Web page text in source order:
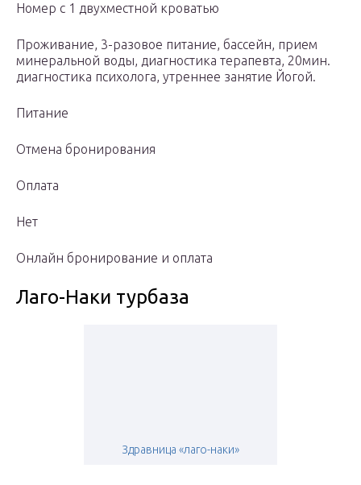
Номер с 1 двухместной кроватью
Проживание, 3-разовое питание, бассейн, прием
минеральной воды, диагностика терапевта, 20мин.
диагностика психолога, утреннее занятие Йогой.
Питание
Отмена бронирования
Оплата
Нет
Онлайн бронирование и оплата
Лаго-Наки турбаза
Здравница «лаго-наки»